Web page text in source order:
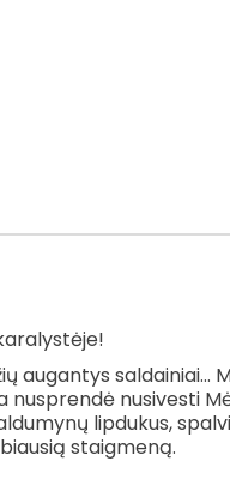
augantys saldainiai...
nusivesti
lipdukus,
staigmeną.